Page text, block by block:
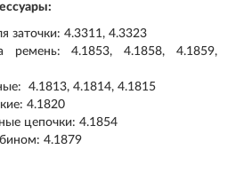
заточки: 4.3311, 4.3323
ремень: 4.1853, 4.1858, 4.1859,
4.1813, 4.1814, 4.1815
4.1820
цепочки: 4.1854
4.1879